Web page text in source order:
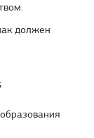
должен